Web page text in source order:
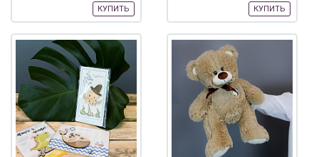
КУПИТЬ КУПИТЬ